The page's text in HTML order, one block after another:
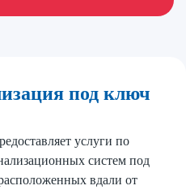
под ключ
услуги по
систем под
вдали от